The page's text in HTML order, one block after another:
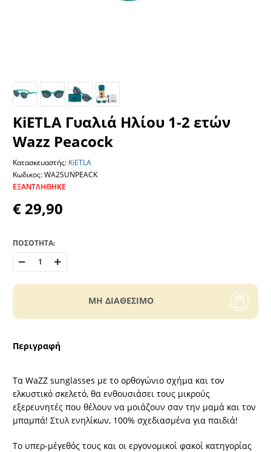
KiETLA Γυαλιά Ηλίου 1-2 ετών
Wazz Peacock
Κατασκευαστής: KiETLA
Κωδικος: WA2SUNPEACK
ΕΞΑΝΤΛΉΘΗΚΕ
€ 29,90
ΠΟΣΟΤΗΤΑ:
MH ΔΙΑΘΕΣΙΜΟ
Περιγραφή
Τα WaZZ sunglasses με το ορθογώνιο σχήμα και τον
ελκυστικό σκελετό, θα ενθουσιάσει τους μικρούς
εξερευνητές που θέλουν να μοιάζουν σαν την μαμά και τον
μπαμπά! Στυλ ενηλίκων, 100% σχεδιασμένα για παιδιά!
Το υπερ-μέγεθός τους και οι εργονομικοί φακοί κατηγορίας